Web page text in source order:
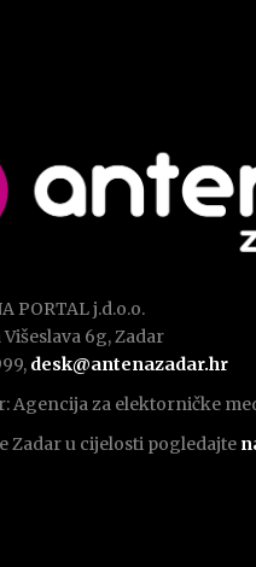
PORTAL j.d.o.o.
6g, Zadar
desk@antenazadar.hr
Agencija za elektorničke
Zadar u cijelosti pogledajte